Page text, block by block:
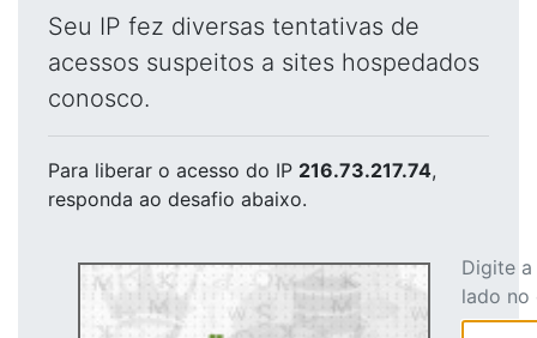
Seu IP fez diversas tentativas de
acessos suspeitos a sites hospedados
conosco.
Para liberar o acesso do IP 216.73.217.74,
responda ao desafio abaixo.
Digite
lado no